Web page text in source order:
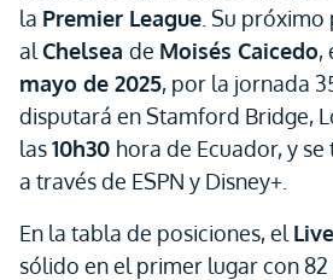
la Premier League . Su
al Chelsea de Moisés Caicedo,
mayo de 2025, por la jornada
disputará en Stamford Bridge,
las10h30 hora de Ecuador, y
a través de ESPN y Disney+.
En la tabla de posiciones, el
sólido en el primer lugar con 82